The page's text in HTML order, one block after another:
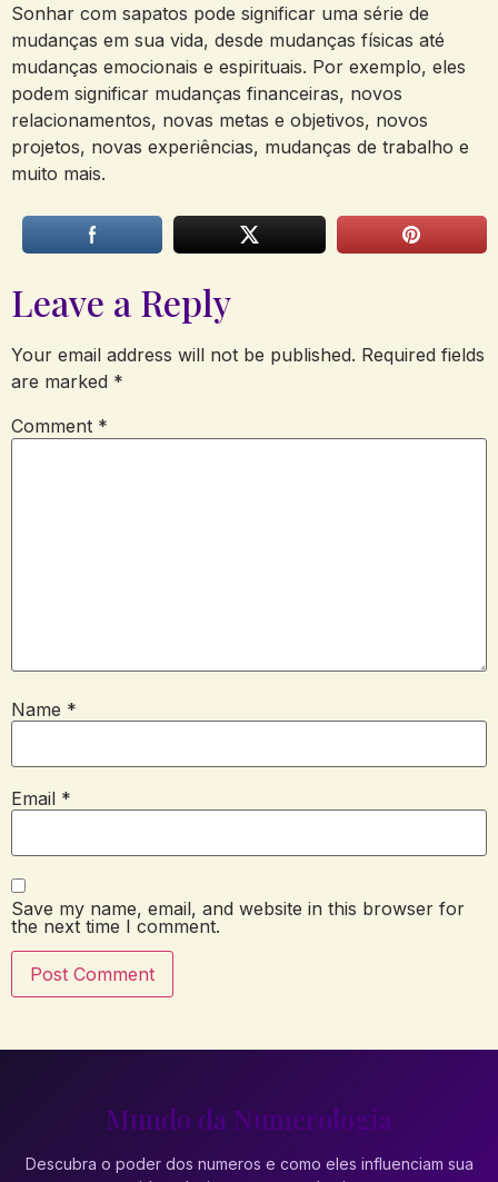
Sonhar com sapatos pode significar uma série de
mudanças em sua vida, desde mudanças físicas até
mudanças emocionais e espirituais. Por exemplo, eles
podem significar mudanças financeiras, novos
relacionamentos, novas metas e objetivos, novos
projetos, novas experiências, mudanças de trabalho e
muito mais.
Leave a Reply
Your email address will not be published. Required fields
are marked *
Comment *
Name *
Email *
Save my name, email, and website in this browser for
the next time I comment.
Mundo da Numerologia
Descubra o poder dos numeros e como eles influenciam sua